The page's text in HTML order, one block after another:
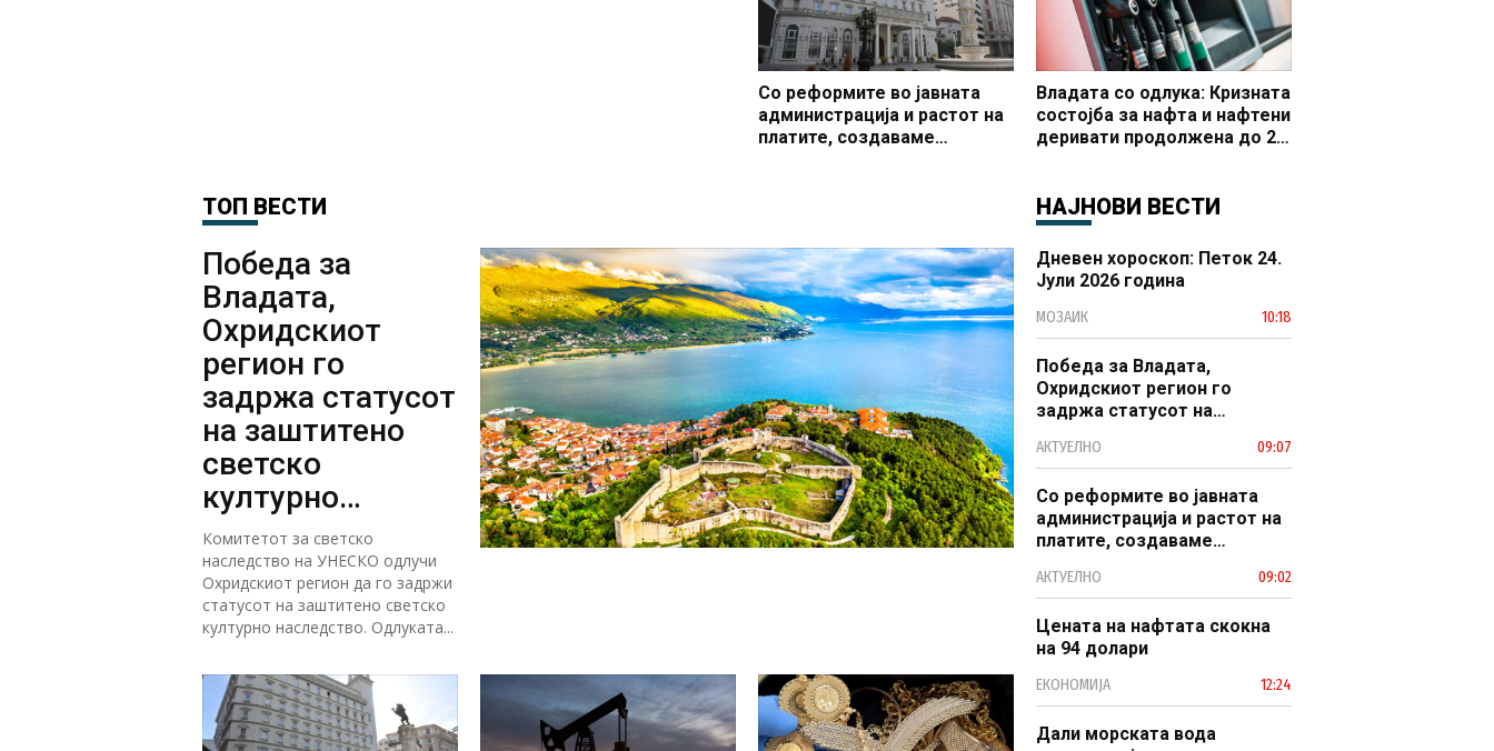
Со реформите во јавната
администрација и растот на
платите, создаваме
Владата со одлука: Кризната
состојба за нафта и нафтени
деривати продолжена до 20
ТОП ВЕСТИ
Победа за
Владата,
Охридскиот
регион го
задржа статусот
на заштитено
светско
културно
наследство
Комитетот за светско
наследство на УНЕСКО одлучи
Охридскиот регион да го задржи
статусот на заштитено светско
културно наследство. Одлуката...
НАЈНОВИ ВЕСТИ
Дневен хороскоп: Петок 24.
Јули 2026 година
МОЗАИК 10:18
Победа за Владата,
Охридскиот регион го
задржа статусот на
наследство
АКТУЕЛНО 09:07
Со реформите во јавната
администрација и растот на
платите, создаваме
модерен јавен сектор
АКТУЕЛНО 09:02
Цената на нафтата скокна
на 94 долари
ЕКОНОМИЈА 12:24
Дали морската вода